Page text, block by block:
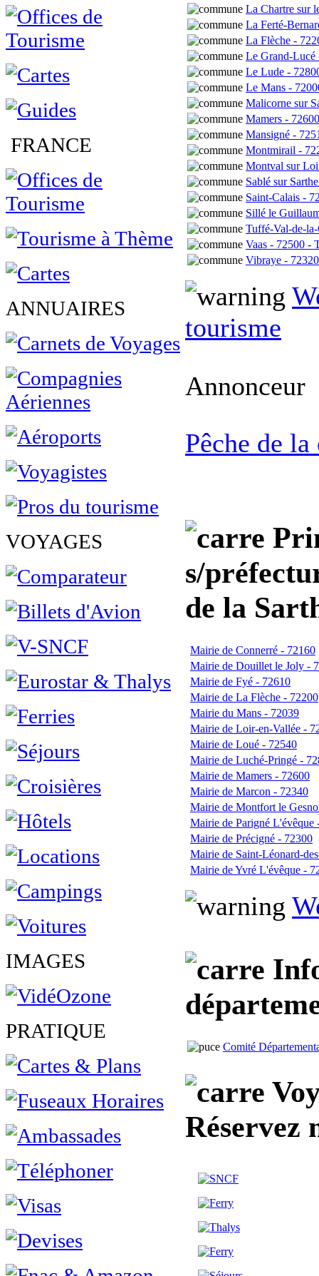
FRANCE
ANNUAIRES
VOYAGES
IMAGES
PRATIQUE
La Chartre sur
La Ferté-
La Flèche -
Le Grand-Lucé
Le Lude -
Le Mans -
Malicorne sur
Mamers -
Mansigné -
Montmirail -
Montval sur
Sablé sur
Saint-Calais -
Sillé le
Tuffé-Val-de-
Vaas - 72500 -
Vibraye -
tourisme
Annonceur
Pêche de
s/
de la
Mairie de Connerré - 72160
Mairie de Douillet le Joly -
Mairie de Fyé - 72610
Mairie de La Flèche - 72200
Mairie du Mans - 72039
Mairie de Loir-en-Vallée -
Mairie de Loué - 72540
Mairie de Luché-Pringé -
Mairie de Mamers - 72600
Mairie de Marcon - 72340
Mairie de Montfort le
Mairie de Parigné L'évêque
Mairie de Précigné - 72300
Mairie de Saint-Léonard-
Mairie de Yvré L'évêque -
Comité
Réservez